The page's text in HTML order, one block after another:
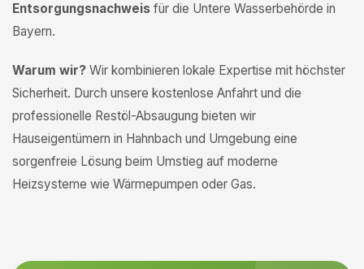
Entsorgungsnachweis für die Untere Wasserbehörde in
Bayern.
Warum wir? Wir kombinieren lokale Expertise mit höchster
Sicherheit. Durch unsere kostenlose Anfahrt und die
professionelle Restöl-Absaugung bieten wir
Hauseigentümern in Hahnbach und Umgebung eine
sorgenfreie Lösung beim Umstieg auf moderne
Heizsysteme wie Wärmepumpen oder Gas.